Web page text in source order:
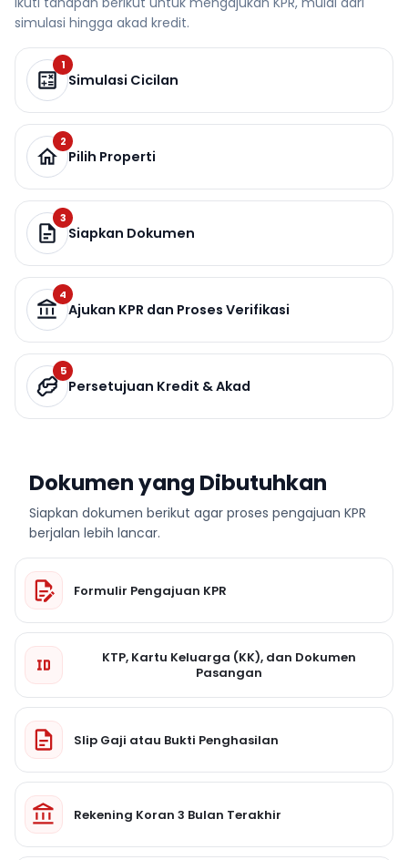
simulasi hingga akad kredit.
1
Simulasi Cicilan
2
Pilih Properti
3
Siapkan Dokumen
4
Ajukan KPR dan Proses Verifikasi
5
Persetujuan Kredit & Akad
Dokumen yang Dibutuhkan
Siapkan dokumen berikut agar proses pengajuan KPR
berjalan lebih lancar.
Formulir Pengajuan KPR
KTP, Kartu Keluarga (KK), dan Dokumen
Pasangan
Slip Gaji atau Bukti Penghasilan
Rekening Koran 3 Bulan Terakhir